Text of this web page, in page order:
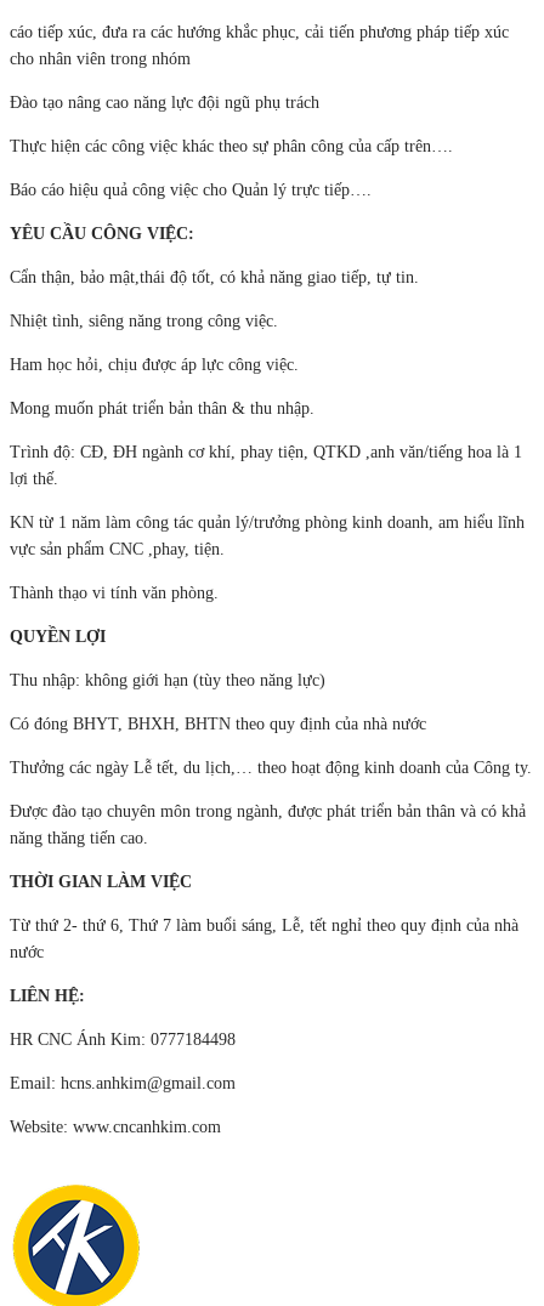
cáo tiếp xúc, đưa ra các hướng khắc phục, cải tiến phương pháp tiếp xúc
cho nhân viên trong nhóm
Đào tạo nâng cao năng lực đội ngũ phụ trách
Thực hiện các công việc khác theo sự phân công của cấp trên….
Báo cáo hiệu quả công việc cho Quản lý trực tiếp….
YÊU CẦU CÔNG VIỆC:
Cẩn thận, bảo mật,thái độ tốt, có khả năng giao tiếp, tự tin.
Nhiệt tình, siêng năng trong công việc.
Ham học hỏi, chịu được áp lực công việc.
Mong muốn phát triển bản thân & thu nhập.
Trình độ: CĐ, ĐH ngành cơ khí, phay tiện, QTKD ,anh văn/tiếng hoa là 1
lợi thế.
KN từ 1 năm làm công tác quản lý/trưởng phòng kinh doanh, am hiểu lĩnh
vực sản phẩm CNC ,phay, tiện.
Thành thạo vi tính văn phòng.
QUYỀN LỢI
Thu nhập: không giới hạn (tùy theo năng lực)
Có đóng BHYT, BHXH, BHTN theo quy định của nhà nước
Thưởng các ngày Lễ tết, du lịch,… theo hoạt động kinh doanh của Công ty.
Được đào tạo chuyên môn trong ngành, được phát triển bản thân và có khả
năng thăng tiến cao.
THỜI GIAN LÀM VIỆC
Từ thứ 2- thứ 6, Thứ 7 làm buổi sáng, Lễ, tết nghỉ theo quy định của nhà
nước
LIÊN HỆ:
HR CNC Ánh Kim: 0777184498
Email: hcns.anhkim@gmail.com
Website: www.cncanhkim.com